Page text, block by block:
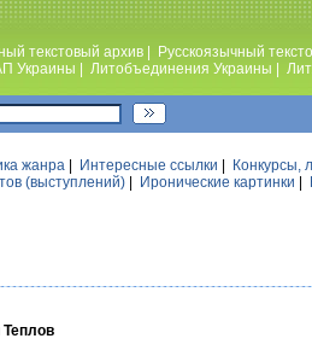
текстовый архив Русскоязычный
Украины Литобъединения Украины
жанра Интересные ссылки Конкурсы,
(выступлений) Иронические картинки